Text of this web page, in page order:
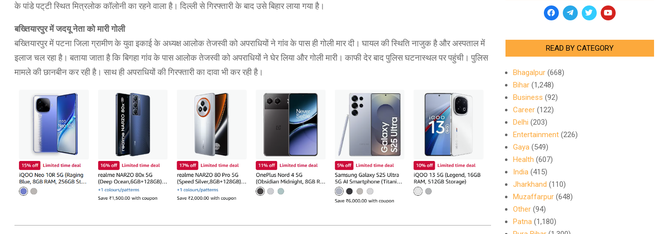
के पांडे पट्‌टी स्थित मित्रलोक कॉलोनी का रहने वाला है। दिल्ली से गिरफ्तारी के बाद उसे बिहार लाया गया है।
बख्तियारपुर में जदयू नेता को मारी गोली
बख्तियारपुर में पटना जिला ग्रामीण के युवा इकाई के अध्यक्ष आलोक तेजस्वी को अपराधियों ने गांव के पास ही गोली मार दी। घायल की स्थिति नाजुक है और अस्पताल में
इलाज चल रहा है। बताया जाता है कि बिगहा गांव के पास आलोक तेजस्वी को अपराधियों ने घेर लिया और गोली मारी। काफी देर बाद पुलिस घटनास्थल पर पहुंची। पुलिस
मामले की छानबीन कर रही है। साथ ही अपराधियों की गिरफ्तारी का दावा भी कर रही है।
READ BY CATEGORY
Bhagalpur(668)
Bihar(1,248)
Business (92)
Career(122)
Delhi (203)
Entertainment(226)
Gaya(549)
Health (607)
India(415)
Jharkhand (110)
Muzaffarpur(648)
Other(94)
Patna(1,180)